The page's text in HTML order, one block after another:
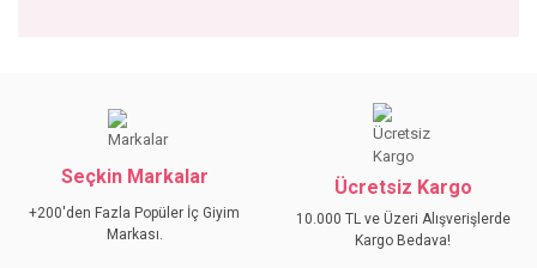
kullanarak tarafımıza iletebilirsiniz.
Görüş ve önerileriniz için teşekkür ederiz.
Ürün açıklamasında eksik bilgiler bulunuyor.
Seçkin Markalar
+200'den Fazla Popüler İç Giyim
Markası.
Ücretsiz Kargo
10.000 TL ve Üzeri Alışverişlerde
Kargo Bedava!